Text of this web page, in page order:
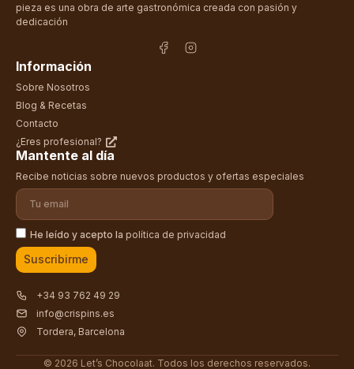
pieza es una obra de arte gastronómica creada con pasión y
dedicación
Información
Sobre Nosotros
Blog & Recetas
Contacto
¿Eres profesional?
Mantente al día
Recibe noticias sobre nuevos productos y ofertas especiales
He leído y acepto la política de privacidad
Suscribirme
+34 93 762 49 29
info@crispins.es
Tordera, Barcelona
© 2026 Let’s Chocolaat. Todos los derechos reservados.